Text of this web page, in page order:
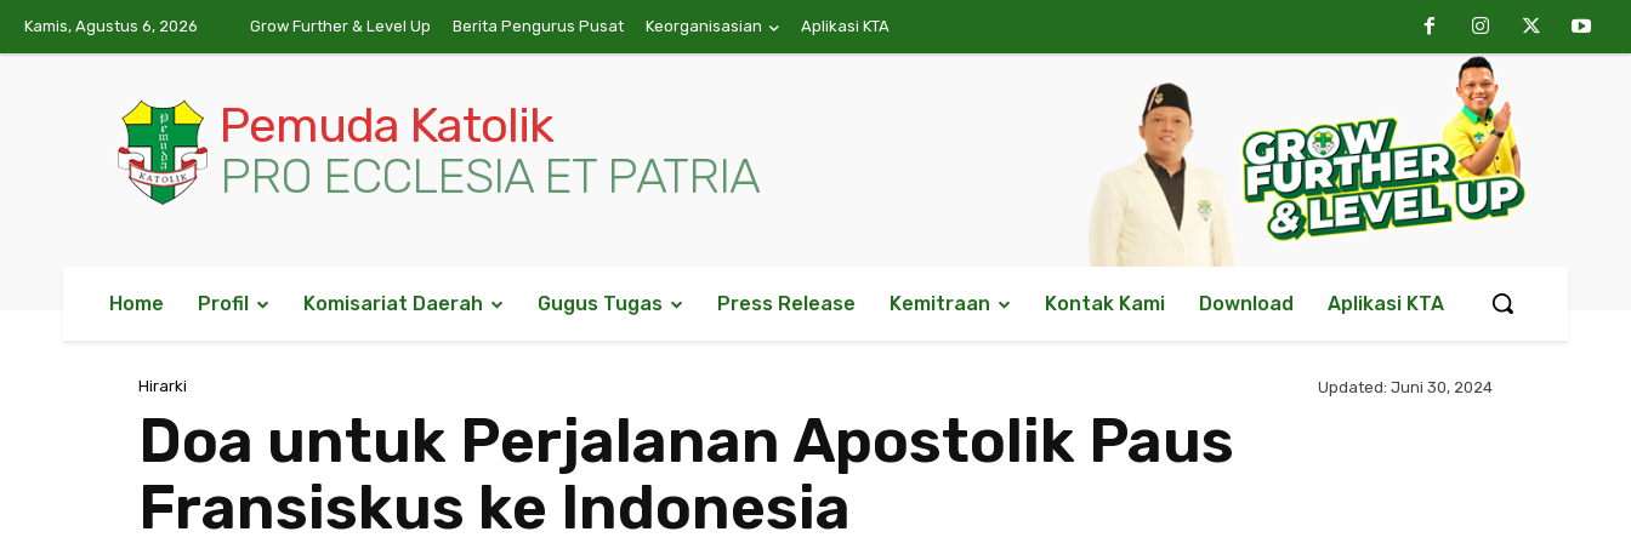
Kamis, Agustus 6, 2026 Grow Further & Level Up Berita Pengurus Pusat Keorganisasian Aplikasi KTA
Pemuda Katolik
PRO ECCLESIA ET PATRIA
Home Profil Komisariat Daerah Gugus Tugas Press Release Kemitraan Kontak Kami Download Aplikasi KTA
Hirarki Updated: Juni 30, 2024
Doa untuk Perjalanan Apostolik Paus
Fransiskus ke Indonesia